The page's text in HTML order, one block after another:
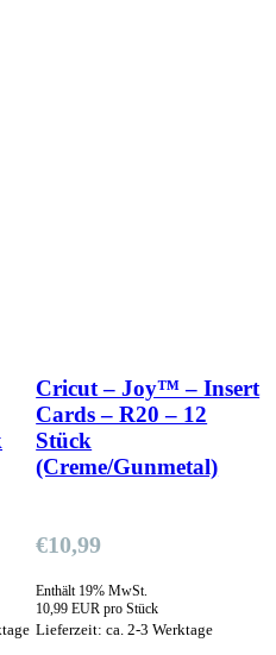
Cricut – Joy™ – Insert
Cards – R20 – 12
Stück
(Creme/Gunmetal)
€10,99
Enthält 19% MwSt.
10,99 EUR pro Stück
Lieferzeit: ca. 2-3 Werktage